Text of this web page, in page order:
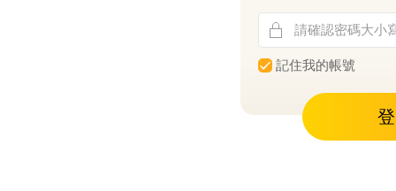
記住我的帳號